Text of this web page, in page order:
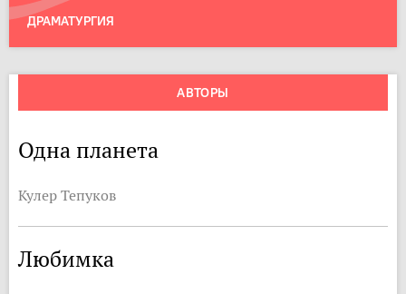
ДРАМАТУРГИЯ
АВТОРЫ
Одна планета
Кулер Тепуков
Любимка